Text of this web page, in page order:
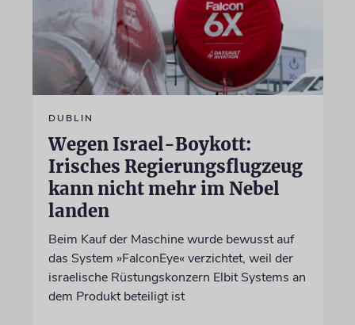
DUBLIN
Wegen Israel-Boykott:
Irisches Regierungsflugzeug
kann nicht mehr im Nebel
landen
Beim Kauf der Maschine wurde bewusst auf
das System »FalconEye« verzichtet, weil der
israelische Rüstungskonzern Elbit Systems an
dem Produkt beteiligt ist